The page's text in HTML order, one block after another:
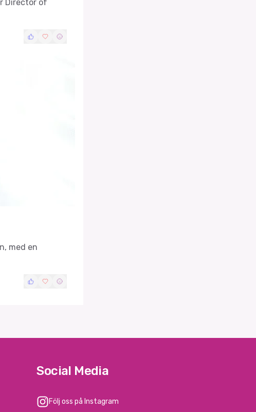
Director of
med en
Social Media
Följ oss på Instagram